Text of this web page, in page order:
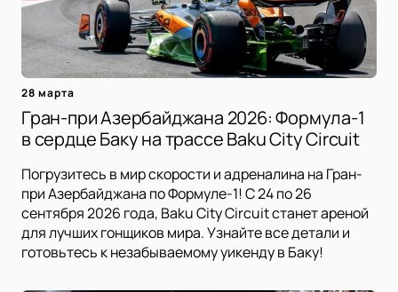
28 марта
Гран-при Азербайджана 2026: Формула-1
в сердце Баку на трассе Baku City Circuit
Погрузитесь в мир скорости и адреналина на Гран-
при Азербайджана по Формуле-1! С 24 по 26
сентября 2026 года, Baku City Circuit станет ареной
для лучших гонщиков мира. Узнайте все детали и
готовьтесь к незабываемому уикенду в Баку!